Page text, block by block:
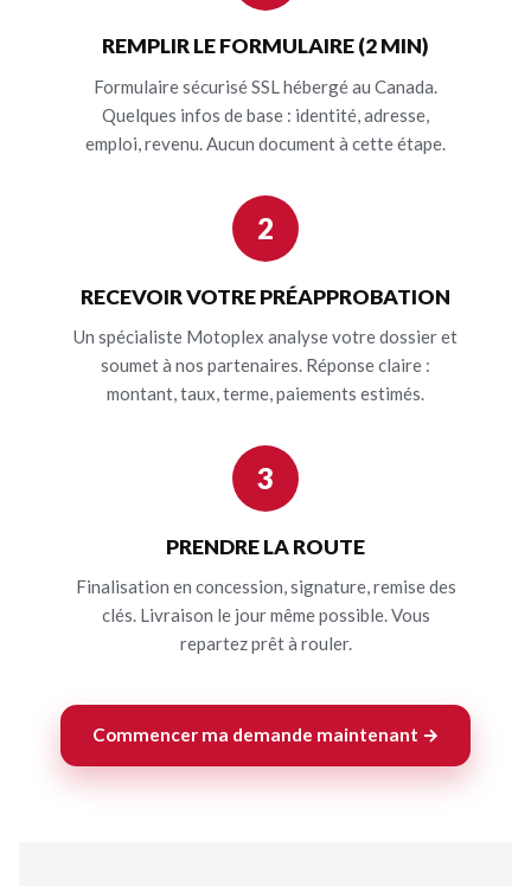
REMPLIR LE FORMULAIRE (2 MIN)
Formulaire sécurisé SSL hébergé au Canada.
Quelques infos de base : identité, adresse,
emploi, revenu. Aucun document à cette étape.
2
RECEVOIR VOTRE PRÉAPPROBATION
Un spécialiste Motoplex analyse votre dossier et
soumet à nos partenaires. Réponse claire :
montant, taux, terme, paiements estimés.
3
PRENDRE LA ROUTE
Finalisation en concession, signature, remise des
clés. Livraison le jour même possible. Vous
repartez prêt à rouler.
Commencer ma demande maintenant →